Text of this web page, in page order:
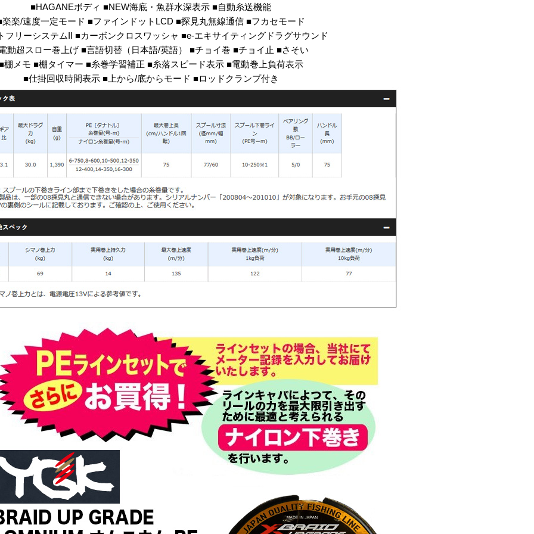
■HAGANEボディ ■NEW海底・魚群水深表示 ■自動糸送機能
楽楽/速度一定モード ■ファインドットLCD ■探見丸無線通信 ■フカセモード
フリーシステムII ■カーボンクロスワッシャ ■e-エキサイティングドラグサウンド
動超スロー巻上げ ■言語切替（日本語/英語） ■チョイ巻 ■チョイ止 ■さそい
棚メモ ■棚タイマー ■糸巻学習補正 ■糸落スピード表示 ■電動巻上負荷表示
■仕掛回収時間表示 ■上から/底からモード ■ロッドクランプ付き